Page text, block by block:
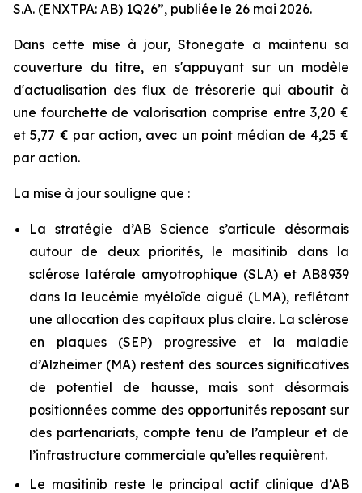
S.A. (ENXTPA: AB) 1Q26”, publiée le 26 mai 2026.
Dans cette mise à jour, Stonegate a maintenu sa
couverture du titre, en s'appuyant sur un modèle
d'actualisation des flux de trésorerie qui aboutit à
une fourchette de valorisation comprise entre 3,20 €
et 5,77 € par action, avec un point médian de 4,25 €
par action.
La mise à jour souligne que :
La stratégie d’AB Science s’articule désormais
autour de deux priorités, le masitinib dans la
sclérose latérale amyotrophique (SLA) et AB8939
dans la leucémie myéloïde aiguë (LMA), reflétant
une allocation des capitaux plus claire. La sclérose
en plaques (SEP) progressive et la maladie
d’Alzheimer (MA) restent des sources significatives
de potentiel de hausse, mais sont désormais
positionnées comme des opportunités reposant sur
des partenariats, compte tenu de l’ampleur et de
l’infrastructure commerciale qu’elles requièrent.
Le masitinib reste le principal actif clinique d’AB